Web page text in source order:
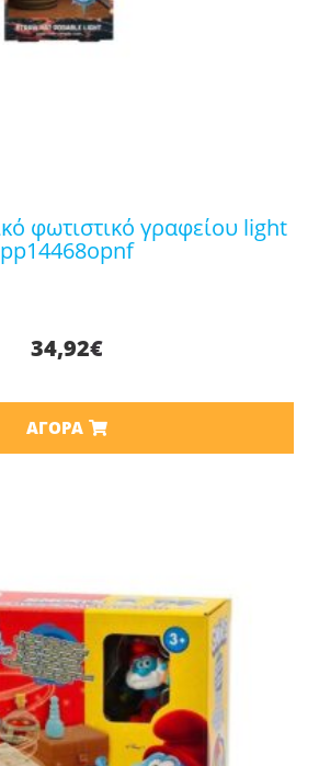
pp14468opnf
34,92€
ΑΓΟΡΆ